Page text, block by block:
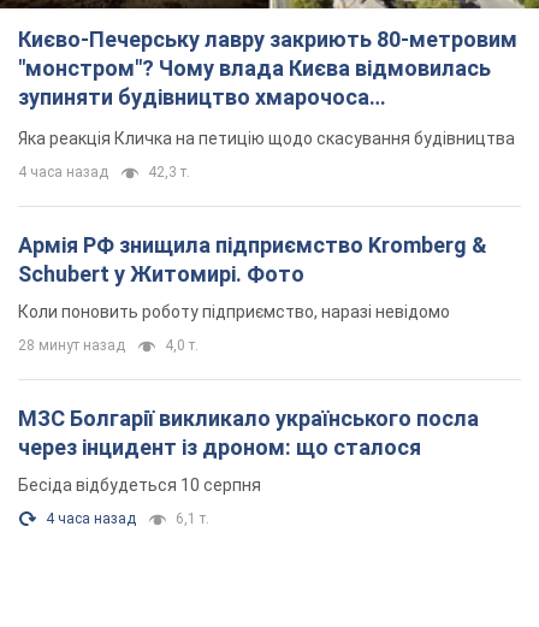
Києво-Печерську лавру закриють 80-метровим
"монстром"? Чому влада Києва відмовилась
зупиняти будівництво хмарочоса
"московського вірянина"
Яка реакція Кличка на петицію щодо скасування будівництва
4 часа назад 42,3 т.
Армія РФ знищила підприємство Kromberg &
Schubert у Житомирі. Фото
Коли поновить роботу підприємство, наразі невідомо
28 минут назад 4,0 т.
МЗС Болгарії викликало українського посла
через інцидент із дроном: що сталося
Бесіда відбудеться 10 серпня
4 часа назад 6,1 т.